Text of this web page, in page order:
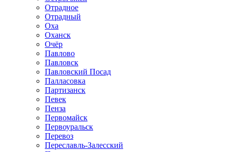
Отрадное
Отрадный
Оха
Оханск
Очёр
Павлово
Павловск
Павловский Посад
Палласовка
Партизанск
Певек
Пенза
Первомайск
Первоуральск
Перевоз
Переславль-Залесский